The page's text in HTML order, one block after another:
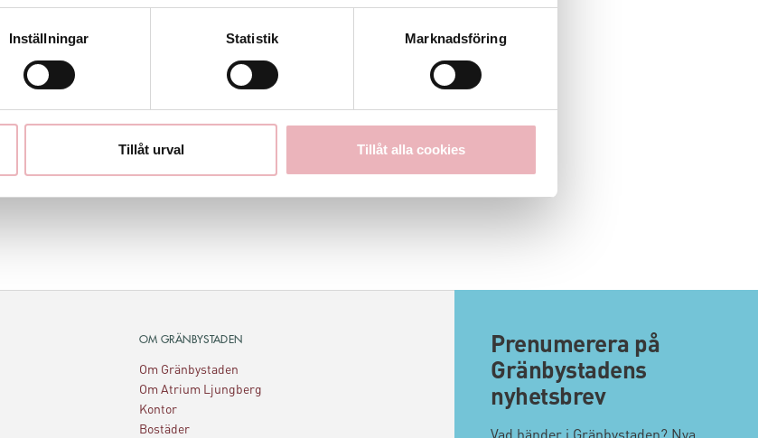
Inställningar Statistik Marknadsföring
Tillåt urval Tillåt alla cookies
OM GRÄNBYSTADEN
Om Gränbystaden
Om Atrium Ljungberg
Kontor
Bostäder
Prenumerera på
Gränbystadens
nyhetsbrev